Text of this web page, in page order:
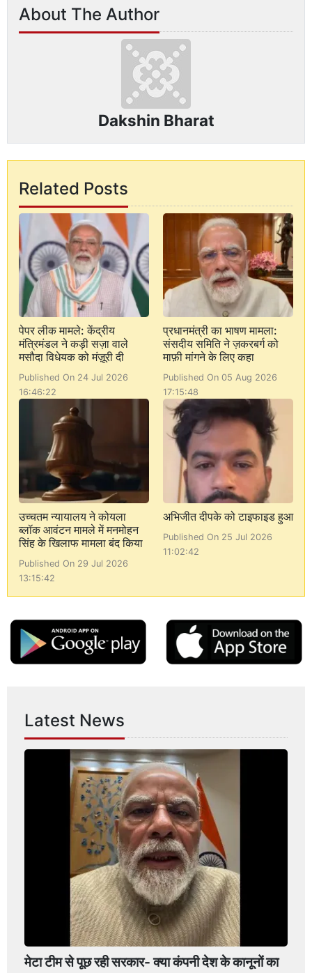
About The Author
Dakshin Bharat
Related Posts
पेपर लीक मामले: केंद्रीय
मंत्रिमंडल ने कड़ी सज़ा वाले
मसौदा विधेयक को मंज़ूरी दी
Published On 24 Jul 2026
16:46:22
प्रधानमंत्री का भाषण मामला:
संसदीय समिति ने ज़करबर्ग को
माफ़ी मांगने के लिए कहा
Published On 05 Aug 2026
17:15:48
उच्चतम न्यायालय ने कोयला
ब्लॉक आवंटन मामले में मनमोहन
सिंह के खिलाफ मामला बंद किया
Published On 29 Jul 2026
13:15:42
अभिजीत दीपके को टाइफाइड हुआ
Published On 25 Jul 2026
11:02:42
Latest News
मेटा टीम से पूछ रही सरकार- क्या कंपनी देश के कानूनों का